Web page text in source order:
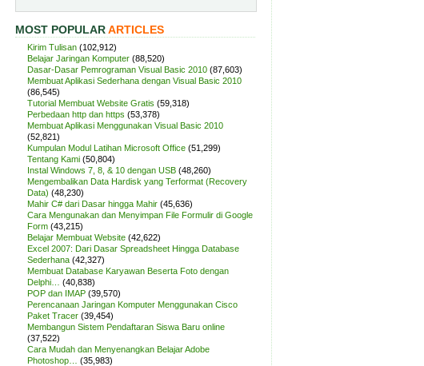
MOST POPULARARTICLES
Kirim Tulisan (102,912)
Belajar Jaringan Komputer (88,520)
Dasar-Dasar Pemrograman Visual Basic 2010 (87,603)
Membuat Aplikasi Sederhana dengan Visual Basic 2010
(86,545)
Tutorial Membuat Website Gratis (59,318)
Perbedaan http dan https (53,378)
Membuat Aplikasi Menggunakan Visual Basic 2010
(52,821)
Kumpulan Modul Latihan Microsoft Office (51,299)
Tentang Kami (50,804)
Instal Windows 7, 8, & 10 dengan USB (48,260)
Mengembalikan Data Hardisk yang Terformat (Recovery
Data) (48,230)
Mahir C# dari Dasar hingga Mahir (45,636)
Cara Mengunakan dan Menyimpan File Formulir di Google
Form (43,215)
Belajar Membuat Website (42,622)
Excel 2007: Dari Dasar Spreadsheet Hingga Database
Sederhana (42,327)
Membuat Database Karyawan Beserta Foto dengan
Delphi…
(40,838)
POP dan IMAP (39,570)
Perencanaan Jaringan Komputer Menggunakan Cisco
Paket Tracer (39,454)
Membangun Sistem Pendaftaran Siswa Baru online
(37,522)
Cara Mudah dan Menyenangkan Belajar Adobe
Photoshop…
(35,983)